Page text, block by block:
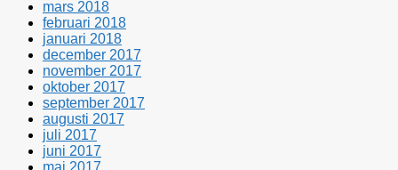
mars 2018
februari 2018
januari 2018
december 2017
november 2017
oktober 2017
september 2017
augusti 2017
juli 2017
juni 2017
maj 2017